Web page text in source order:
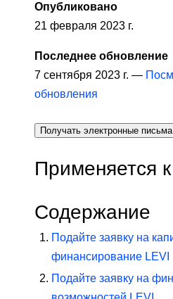
Опубликовано
21 февраля 2023 г.
Последнее обновление
7 сентября 2023 г. —
обновления
Получать электронные
Применяется
Содержание
Подайте заявку на
финансирование LEVI
Подайте заявку на